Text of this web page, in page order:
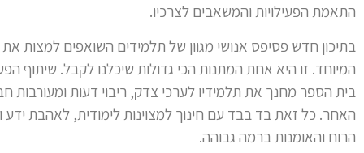
התאמת הפעילויות והמשאבים לצרכיו.
בתיכון חדש פסיפס אנושי מגוון של תלמידים השואפים למצות
המיוחד. זו היא אחת המתנות הכי גדולות שיכלנו לקבל. שיתוף
בית הספר מחנך את תלמידיו לערכי צדק, ריבוי דעות
האחר. כל זאת בד בבד עם חינוך למצוינות לימודית, לאהבת
הרוח והאומנות ברמה גבוהה.